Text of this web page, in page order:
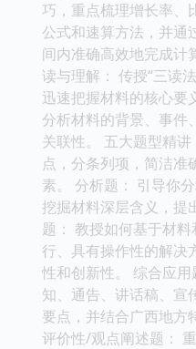
巧，重点梳理增长率、
公式和速算方法，并通
间内准确高效地完成计
读与理解： 传授“三读
迅速把握材料的核心要
分析材料的背景、事件
关联性。 五大题型精
点，分条列项，简洁准
素。 分析题： 引导你
挖掘材料深层含义，提
题： 教授如何基于材
行、具有操作性的解决
性和创新性。 综合应
知、通告、讲话稿、宣
要点，并结合广西地方
评价性/观点阐述题：